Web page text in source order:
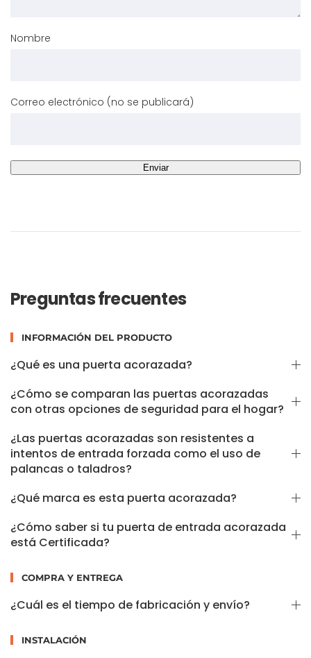
Nombre
Correo electrónico (no se publicará)
Preguntas frecuentes
INFORMACIÓN DEL PRODUCTO
¿Qué es una puerta acorazada?
¿Cómo se comparan las puertas acorazadas
con otras opciones de seguridad para el hogar?
¿Las puertas acorazadas son resistentes a
intentos de entrada forzada como el uso de
palancas o taladros?
¿Qué marca es esta puerta acorazada?
¿Cómo saber si tu puerta de entrada acorazada
está Certificada?
COMPRA Y ENTREGA
¿Cuál es el tiempo de fabricación y envío?
INSTALACIÓN